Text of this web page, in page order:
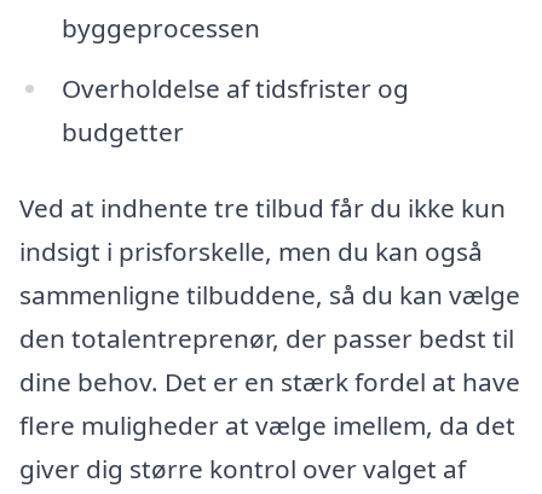
byggeprocessen
Overholdelse af tidsfrister og
budgetter
Ved at indhente tre tilbud får du ikke kun
indsigt i prisforskelle, men du kan også
sammenligne tilbuddene, så du kan vælge
den totalentreprenør, der passer bedst til
dine behov. Det er en stærk fordel at have
flere muligheder at vælge imellem, da det
giver dig større kontrol over valget af